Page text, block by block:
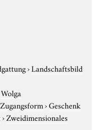
›Landschaftsbild
Wolga
Zugangsform›Geschenk
›Zweidimensionales